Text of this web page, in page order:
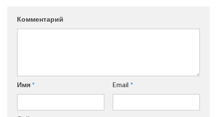
Комментарий
Имя* Email *